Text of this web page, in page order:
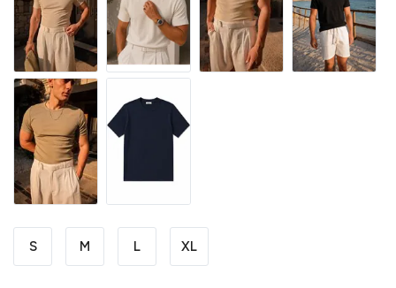
S M L XL